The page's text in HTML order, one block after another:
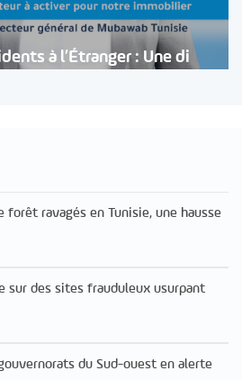
à l’Étranger : Une di
forêt ravagés en Tunisie, une hausse
sur des sites frauduleux usurpant
du Sud-ouest en alerte